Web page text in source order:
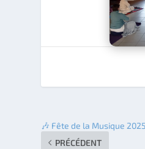
🎶 Fête de la Musique
PRÉCÉDENT